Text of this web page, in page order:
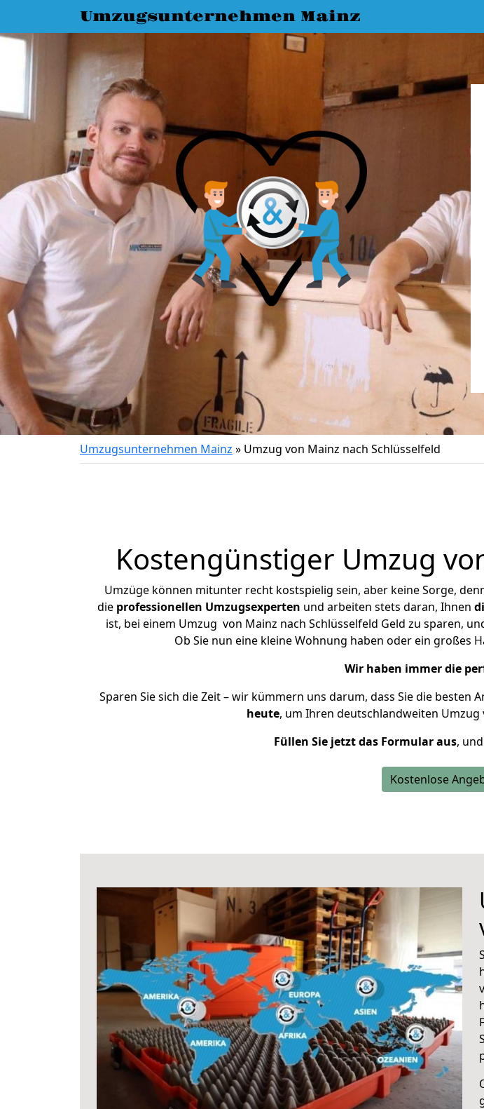
Umzugsunternehmen Mainz
Umzugsunternehmen Mainz » Umzug von Mainz nach Schlüsselfeld
Kostengünstiger Umzug
Umzüge können mitunter recht kostspielig sein, aber keine Sorge,
die professionellen Umzugsexperten und arbeiten stets daran, Ihnen
ist, bei einem Umzug von Mainz nach Schlüsselfeld Geld zu sparen,
Ob Sie nun eine kleine Wohnung haben oder ein großes
Wir haben immer die
Sparen Sie sich die Zeit – wir kümmern uns darum, dass Sie die besten
heute, um Ihren deutschlandweiten Umzug
Füllen Sie jetzt das Formular aus,
Kostenlose